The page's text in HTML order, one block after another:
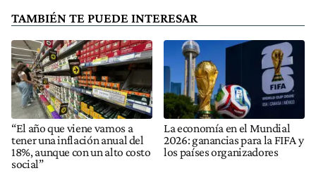
TAMBIÉN TE PUEDE INTERESAR
“El año que viene vamos a
tener una inflación anual del
18%, aunque con un alto costo
social”
La economía en el Mundial
2026: ganancias para la FIFA y
los países organizadores